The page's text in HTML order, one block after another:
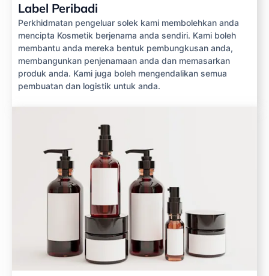
Label Peribadi
Perkhidmatan pengeluar solek kami membolehkan anda
mencipta Kosmetik berjenama anda sendiri. Kami boleh
membantu anda mereka bentuk pembungkusan anda,
membangunkan penjenamaan anda dan memasarkan
produk anda. Kami juga boleh mengendalikan semua
pembuatan dan logistik untuk anda.